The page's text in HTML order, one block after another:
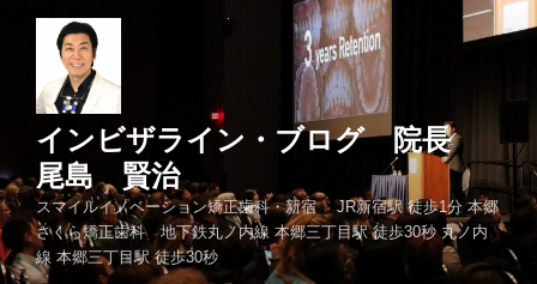
ス
キ
ッ
プ
インビザライン・ブログ 院長
尾島 賢治
スマイルイノベーション矯正歯科・新宿 JR新宿駅 徒歩1分 本郷
さくら矯正歯科 地下鉄丸ノ内線 本郷三丁目駅 徒歩30秒 丸ノ内
線 本郷三丁目駅 徒歩30秒